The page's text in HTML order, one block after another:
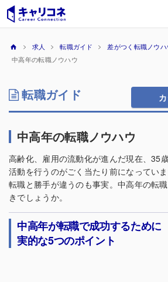
求人 転職ガイド
差がつく転職ノウハ
中高年の転職ノウハウ
転職ガイド
中高年の転職ノウハウ
高齢化、雇用の流動化が進んだ現在、35
活動を行うのがごく当たり前になってい
転職と勝手が違うのも事実。中高年の転
きでしょうか。
中高年が転職で成功するため
実的な5つのポイント